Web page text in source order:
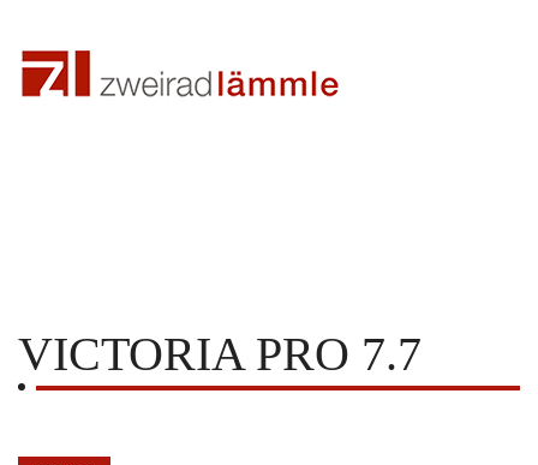
VICTORIA PRO 7.7